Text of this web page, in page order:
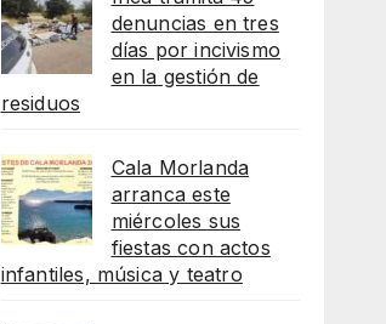
denuncias en tres
días por incivismo
en la gestión de
residuos
Cala Morlanda
arranca este
miércoles sus
fiestas con actos
infantiles, música y teatro